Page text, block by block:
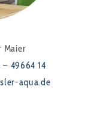
Maier
49664 14
aqua.de